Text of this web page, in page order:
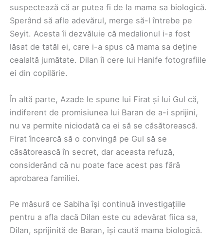
suspectează că ar putea fi de la mama sa biologică.
Sperând să afle adevărul, merge să-l întrebe pe
Seyit. Acesta îi dezvăluie că medalionul i-a fost
lăsat de tatăl ei, care i-a spus că mama sa deține
cealaltă jumătate. Dilan îi cere lui Hanife fotografiile
ei din copilărie.
În altă parte, Azade le spune lui Firat și lui Gul că,
indiferent de promisiunea lui Baran de a-i sprijini,
nu va permite niciodată ca ei să se căsătorească.
Firat încearcă să o convingă pe Gul să se
căsătorească în secret, dar aceasta refuză,
considerând că nu poate face acest pas fără
aprobarea familiei.
Pe măsură ce Sabiha își continuă investigațiile
pentru a afla dacă Dilan este cu adevărat fiica sa,
Dilan, sprijinită de Baran, își caută mama biologică.